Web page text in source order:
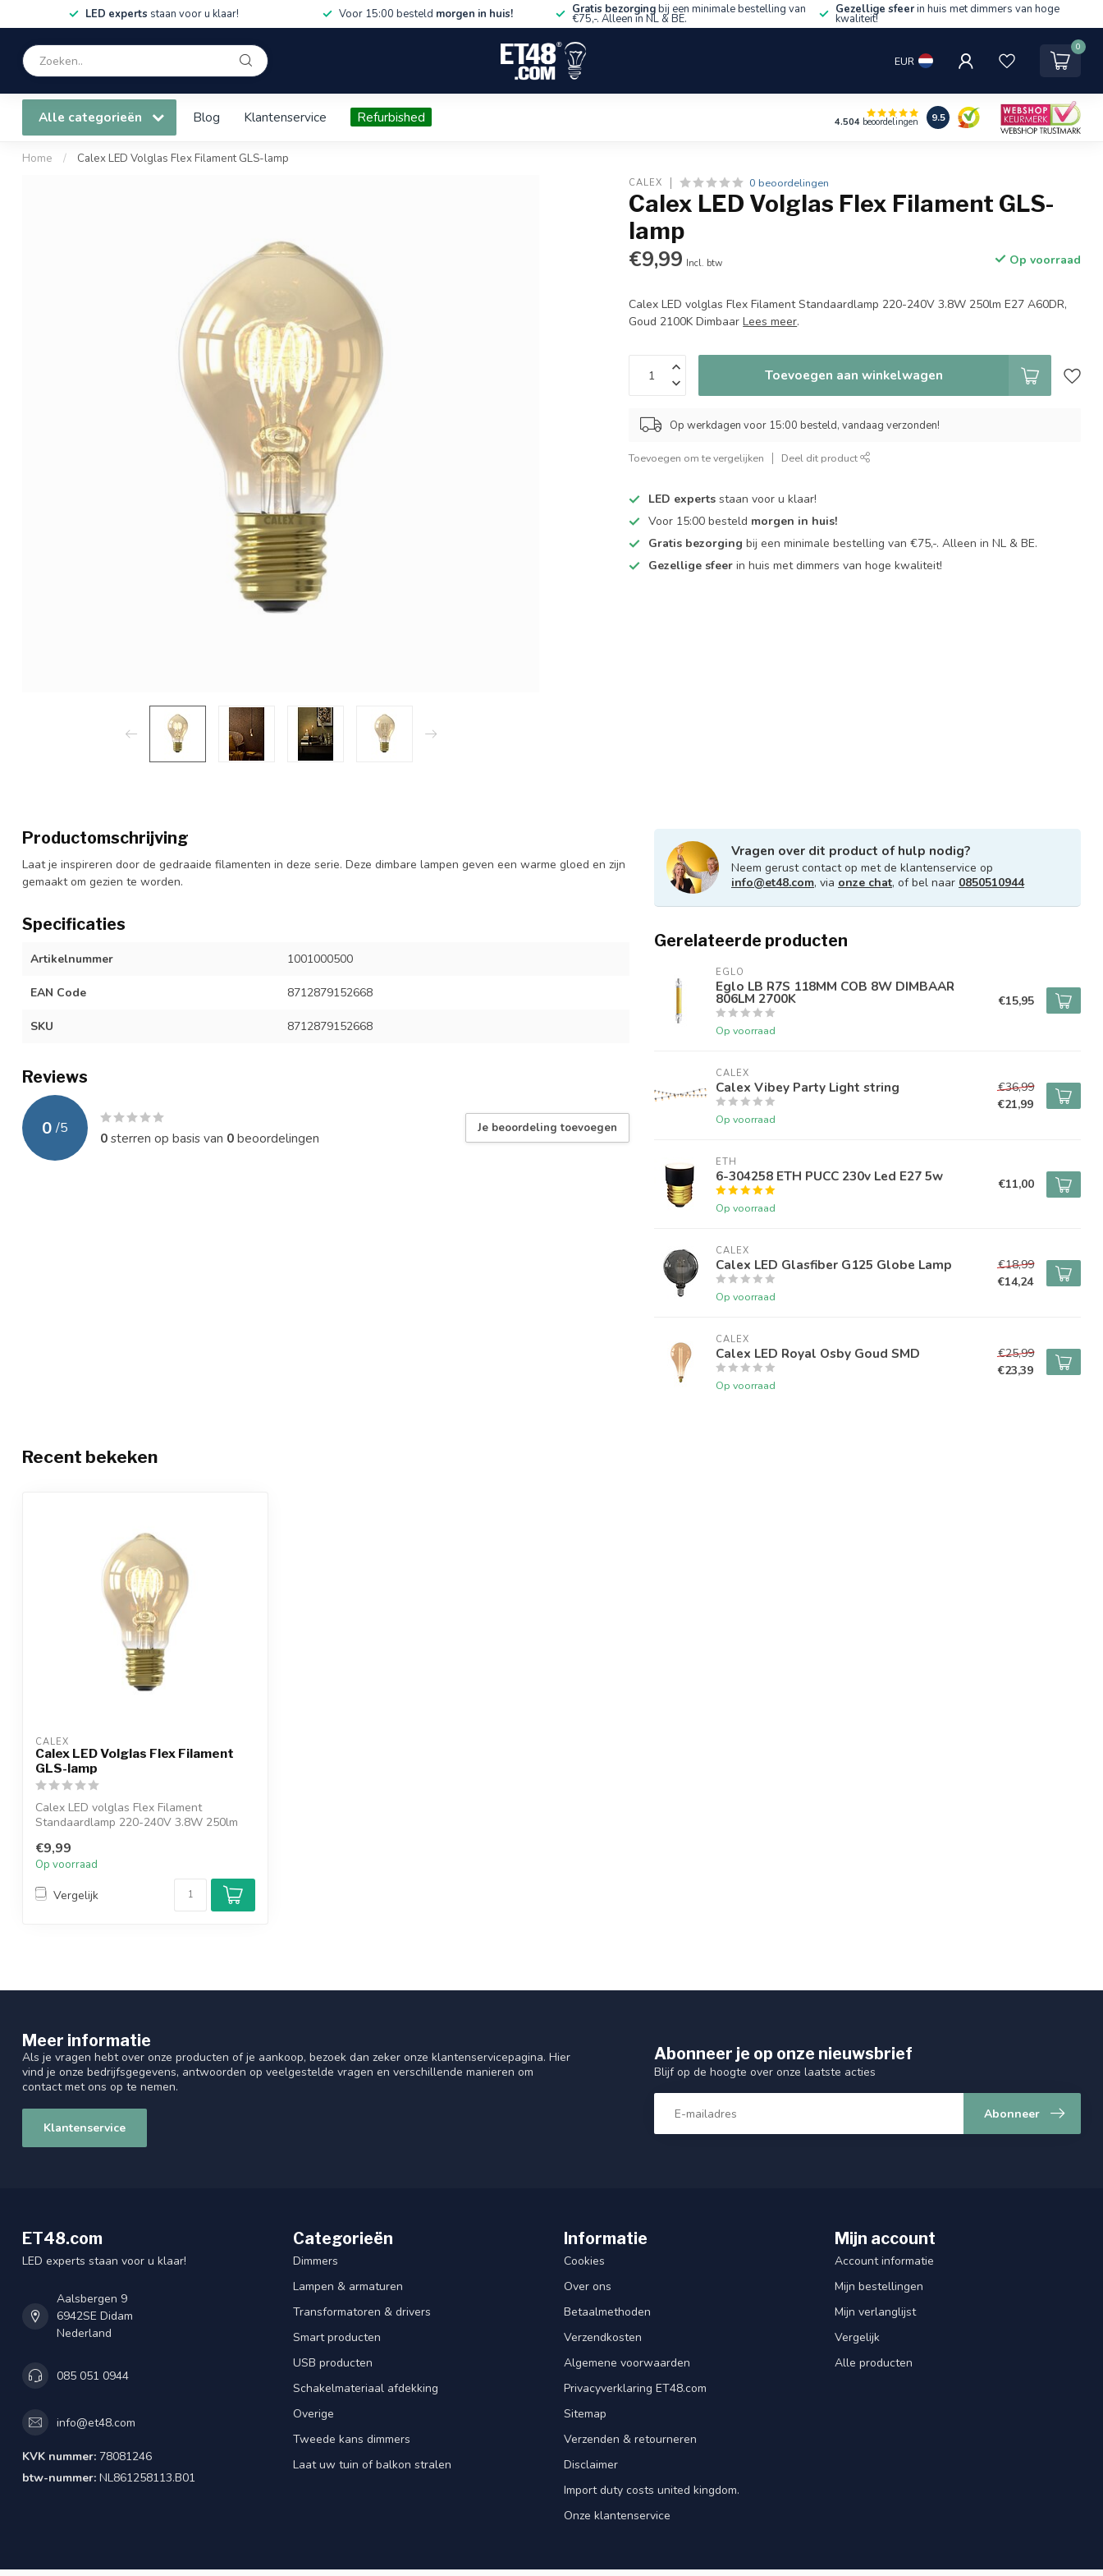
LED experts staan voor u klaar! Voor 15:00 besteld morgen in huis! Gratis bezorgingbij een minimale bestelling van
€75,-. Alleen in NL & BE.
Gezellige sfeerin huis met dimmers van hoge
kwaliteit!
EUR
0
Alle categorieën Blog Klantenservice Refurbished 4.504 beoordelingen 9.5
Home / Calex LED Volglas Flex Filament GLS-lamp
CALEX 0 beoordelingen
Calex LED Volglas Flex Filament GLS-
lamp
€9,99 Incl. btw Op voorraad
Calex LED volglas Flex Filament Standaardlamp 220-240V 3.8W 250lm E27 A60DR,
Goud 2100K DimbaarLees meer.
Toevoegen aan winkelwagen
Op werkdagen voor 15:00 besteld, vandaag verzonden!
Toevoegen om te vergelijken Deel dit product
LED experts staan voor u klaar!
Voor 15:00 besteld morgen in huis!
Gratis bezorging bij een minimale bestelling van €75,-. Alleen in NL & BE.
Gezellige sfeer in huis met dimmers van hoge kwaliteit!
Productomschrijving
Laat je inspireren door de gedraaide filamenten in deze serie. Deze dimbare lampen geven een warme gloed en zijn
gemaakt om gezien te worden.
Specificaties
Artikelnummer 1001000500
EAN Code 8712879152668
SKU 8712879152668
Reviews
0 /5
0sterren op basis van 0beoordelingen
Je beoordeling toevoegen
Vragen over dit product of hulp nodig?
Neem gerust contact op met de klantenservice op
info@et48.com, via onze chat, of bel naar 0850510944
Gerelateerde producten
EGLO
Eglo LB R7S 118MM COB 8W DIMBAAR
806LM 2700K
Op voorraad
€15,95
CALEX
Calex Vibey Party Light string
Op voorraad
€36,99
€21,99
ETH
6-304258 ETH PUCC 230v Led E27 5w
Op voorraad
€11,00
CALEX
Calex LED Glasfiber G125 Globe Lamp
Op voorraad
€18,99
€14,24
CALEX
Calex LED Royal Osby Goud SMD
Op voorraad
€25,99
€23,39
Recent bekeken
CALEX
Calex LED Volglas Flex Filament
GLS-lamp
Calex LED volglas Flex Filament
Standaardlamp 220-240V 3.8W 250lm
€9,99
Op voorraad
Vergelijk
Meer informatie
Als je vragen hebt over onze producten of je aankoop, bezoek dan zeker onze klantenservicepagina. Hier
vind je onze bedrijfsgegevens, antwoorden op veelgestelde vragen en verschillende manieren om
contact met ons op te nemen.
Klantenservice
Abonneer je op onze nieuwsbrief
Blijf op de hoogte over onze laatste acties
Abonneer
ET48.com
LED experts staan voor u klaar!
Aalsbergen 9
6942SE Didam
Nederland
085 051 0944
info@et48.com
KVK nummer: 78081246
btw-nummer: NL861258113.B01
Categorieën
Dimmers
Lampen & armaturen
Transformatoren & drivers
Smart producten
USB producten
Schakelmateriaal afdekking
Overige
Tweede kans dimmers
Laat uw tuin of balkon stralen
Informatie
Cookies
Over ons
Betaalmethoden
Verzendkosten
Algemene voorwaarden
Privacyverklaring ET48.com
Sitemap
Verzenden & retourneren
Disclaimer
Import duty costs united kingdom.
Onze klantenservice
Mijn account
Account informatie
Mijn bestellingen
Mijn verlanglijst
Vergelijk
Alle producten